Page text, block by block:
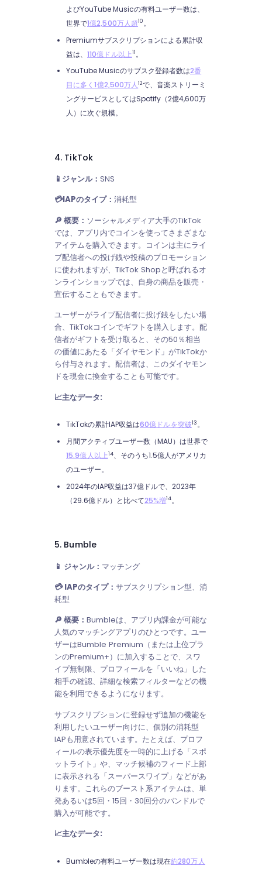
よびYouTube Musicの有料ユーザー数は、
世界で1億2,500万人超10。
Premiumサブスクリプションによる累計収
益は、 110億ドル以上11。
YouTube Musicのサブスク登録者数は2番
目に多く1億2,500万人12で、音楽ストリーミ
ングサービスとしてはSpotify（2億4,600万
人）に次ぐ規模。
4. TikTok
📱ジャンル： SNS
💳IAPのタイプ： 消耗型
🔎 概要： ソーシャルメディア大手のTikTok
では、アプリ内でコインを使ってさまざまな
アイテムを購入できます。コインは主にライ
ブ配信者への投げ銭や投稿のプロモーション
に使われますが、TikTok Shopと呼ばれるオ
ンラインショップでは、自身の商品を販売・
宣伝することもできます。
ユーザーがライブ配信者に投げ銭をしたい場
合、TikTokコインでギフトを購入します。配
信者がギフトを受け取ると、その50％相当
の価値にあたる「ダイヤモンド」がTikTokか
ら付与されます。配信者は、このダイヤモン
ドを現金に換金することも可能です。
📈主なデータ:
TikTokの累計IAP収益は60億ドルを突破13。
月間アクティブユーザー数（MAU）は世界で
15.9億人以上14、そのうち1.5億人がアメリカ
のユーザー。
2024年のIAP収益は37億ドルで、2023年
（29.6億ドル）と比べて25%増14。
5. Bumble
📱 ジャンル： マッチング
💳 IAPのタイプ： サブスクリプション型、消
耗型
🔎 概要： Bumbleは、アプリ内課金が可能な
人気のマッチングアプリのひとつです。ユー
ザーはBumble Premium（または上位プラ
ンのPremium+）に加入することで、スワ
イプ無制限、プロフィールを「いいね」した
相手の確認、詳細な検索フィルターなどの機
能を利用できるようになります。
サブスクリプションに登録せず追加の機能を
利用したいユーザー向けに、個別の消耗型
IAPも用意されています。たとえば、プロフ
ィールの表示優先度を一時的に上げる「スポ
ットライト」や、マッチ候補のフィード上部
に表示される「スーパースワイプ」などがあ
ります。これらのブースト系アイテムは、単
発あるいは5回・15回・30回分のバンドルで
購入が可能です。
📈主なデータ:
Bumbleの有料ユーザー数は現在約280万人